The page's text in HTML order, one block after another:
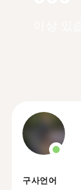
구사언어